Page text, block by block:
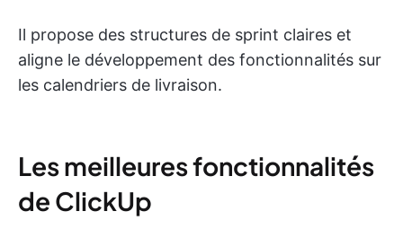
Il propose des structures de sprint claires et
aligne le développement des fonctionnalités sur
les calendriers de livraison.
Les meilleures fonctionnalités
de ClickUp